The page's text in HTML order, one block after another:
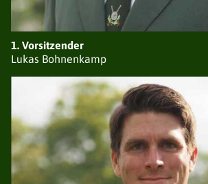
DER VERBAND
1. Vorsitzender
Lukas Bohnenkamp